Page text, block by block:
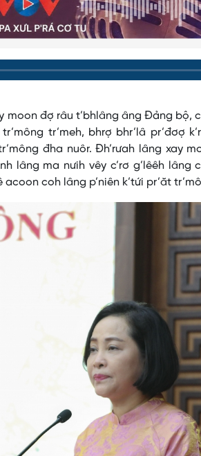
moon đợ râu t’bhlâng âng Đảng bộ,
tr’meh, bhrợ bhr’lâ pr’đơợ
đha nuôr. Đh’rưah lâng xay
lâng ma nưih vêy c’rơ g’lêêh lâng
coh lâng p’niên k’tứi pr’ăt